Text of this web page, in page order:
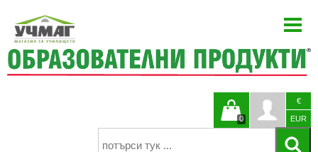
ЗА НАС
КАТАЛОЗИ
€
EUR
0
Кошницата